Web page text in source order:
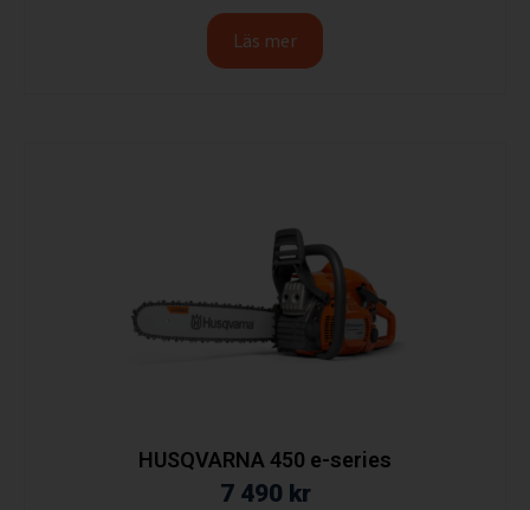
Läs mer
HUSQVARNA 450 e-series
7 490 kr